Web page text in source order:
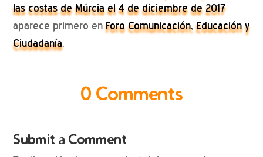
las costas de Múrcia el 4 de diciembre de 2017
aparece primero enForo Comunicación, Educación y
Ciudadanía.
0 Comments
Submit a Comment